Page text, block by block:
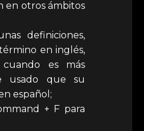
en otros ámbitos
definiciones,
en inglés,
es más
usado que su
español;
+ F para